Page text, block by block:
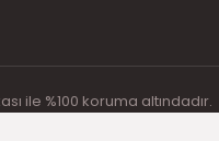
ile %100 koruma altındadır.